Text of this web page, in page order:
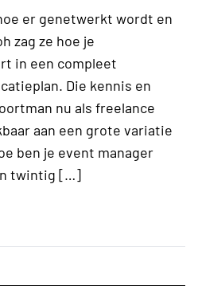
er genetwerkt wordt en
zag ze hoe je
in een compleet
Die kennis en
nu als freelance
aan een grote variatie
ben je event manager
twintig […]